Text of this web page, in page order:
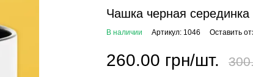
Чашка черная
В наличии Артикул: 1046 Оставить
260.00 грн/шт.